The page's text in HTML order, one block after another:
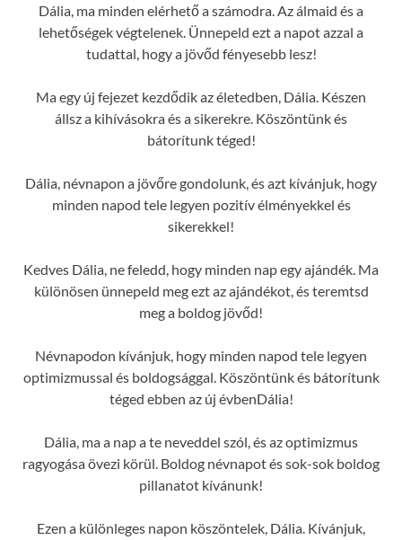
Dália, ma minden elérhető a számodra. Az álmaid és a
lehetőségek végtelenek. Ünnepeld ezt a napot azzal a
tudattal, hogy a jövőd fényesebb lesz!
Ma egy új fejezet kezdődik az életedben, Dália. Készen
állsz a kihívásokra és a sikerekre. Köszöntünk és
bátorítunk téged!
Dália, névnapon a jövőre gondolunk, és azt kívánjuk, hogy
minden napod tele legyen pozitív élményekkel és
sikerekkel!
Kedves Dália, ne feledd, hogy minden nap egy ajándék. Ma
különösen ünnepeld meg ezt az ajándékot, és teremtsd
meg a boldog jövőd!
Névnapodon kívánjuk, hogy minden napod tele legyen
optimizmussal és boldogsággal. Köszöntünk és bátorítunk
téged ebben az új évbenDália!
Dália, ma a nap a te neveddel szól, és az optimizmus
ragyogása övezi körül. Boldog névnapot és sok-sok boldog
pillanatot kívánunk!
Ezen a különleges napon köszöntelek, Dália. Kívánjuk,